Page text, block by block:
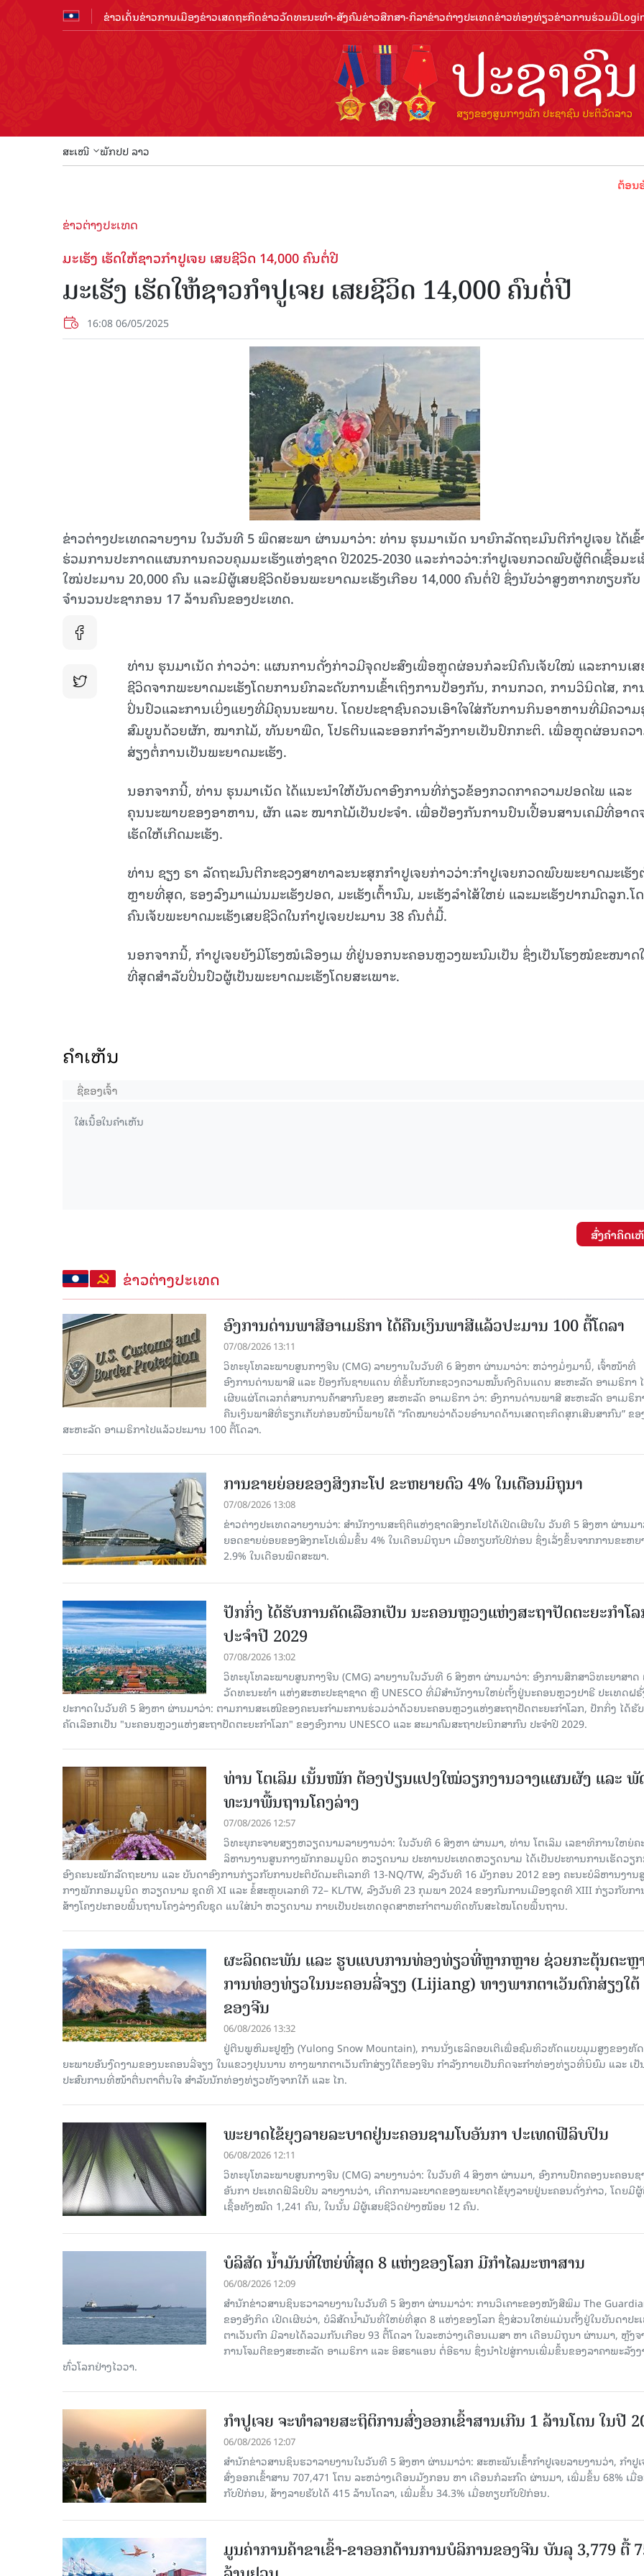
ຂ່າວເດັ່ນຂ່າວການເມືອງຂ່າວເສດຖະກິດຂ່າວວັດທະນະທຳ-ສັງຄົມຂ່າວສືກສາ-ກິລາຂ່າວຕ່າງປະເທດຂ່າວທ່ອງທ່ຽວຂ່າວການຮ່ວມມື
ສະເໜີ ພັກປປ ລາວ
ຕ້ອນຮັບປີທ່
ຂ່າວຕ່າງປະເທດ
ມະເຮັງ ເຮັດໃຫ້ຊາວກຳປູເຈຍ ເສຍຊີວິດ 14,000 ຄົນຕໍ່ປີ
ມະເຮັງ ເຮັດໃຫ້ຊາວກຳປູເຈຍ ເສຍຊີວິດ 14,000 ຄົນຕໍ່ປີ
16:08 06/05/2025
ຂ່າວຕ່າງປະເທດລາຍງານ ໃນວັນ​ທີ 5 ພຶດສະພາ ຜ່ານມາວ່າ: ທ່ານ ຮຸນມາເນັດ ນາຍົກລັດຖະມົນຕີກຳປູ​ເຈຍ ​ໄດ້​ເຂົ້
ຮ່ວມ​ການ​ປະກາດ​ແຜນການ​ຄວບ​ຄຸມ​ມະ​ເຮັງ​ແຫ່ງ​ຊາດ ປີ2025-2030 ​ແລະ​ກ່າວ​ວ່າ:ກຳປູ​ເຈຍກວດພົບ​ຜູ້​ຕິດ​ເຊື້ອ​ມະ​ເ
ໃໝ່​ປະມານ 20,000 ຄົນ ​ແລະ​ມີ​ຜູ້​ເສຍ​ຊີວິດ​ຍ້ອນ​ພະຍາດ​ມະ​ເຮັງ​ເກືອບ 14,000 ຄົນ​ຕໍ່​ປີ ຊຶ່ງນັບວ່າສູງຫາກທຽບກັບ
ຈຳນວນ​​ປະຊາກອນ 17 ລ້ານ​ຄົນ​ຂອງ​ປະ​ເທດ.
ທ່ານ ຮຸນມາເນັດ ກ່າວວ່າ: ແຜນການດັ່ງກ່າວມີຈຸດປະສົງເພື່ອຫຼຸດຜ່ອນກໍລະນີຄົນເຈັບໃໝ່ ແລະການເສ
ຊີວິດຈາກພະຍາດມະເຮັງໂດຍການຍົກລະດັບການເຂົ້າເຖິງການປ້ອງກັນ, ການກວດ, ການວິນິດໄສ, ກາ
ປິ່ນປົວແລະການເບິ່ງແຍງທີ່ມີຄຸນນະພາບ. ໂດຍປະຊາຊົນຄວນເອົາໃຈໃສ່ກັບການກິນອາຫານທີ່ມີຄວາ
ສົມບູນດ້ວຍຜັກ, ໝາກໄມ້, ທັນຍາພືດ, ໂປຣຕີນແລະອອກກໍາລັງກາຍເປັນປົກກະຕິ. ເພື່ອຫຼຸດຜ່ອນຄວ
ສ່ຽງຕໍ່ການເປັນພະຍາດມະເຮັງ.
ນອກຈາກນີ້, ທ່ານ ຮຸນມາເນັດ ໄດ້ແນະນຳໃຫ້ບັນດາອົງການທີ່ກ່ຽວຂ້ອງກວດກາຄວາມປອດໄພ ແລະ
ຄຸນນະພາບຂອງອາຫານ, ຜັກ ແລະ ໝາກໄມ້ເປັນປະຈຳ. ເພື່ອປ້ອງກັນການປົນເປື້ອນສານເຄມີທີ່ອາດ
ເຮັດໃຫ້ເກີດມະເຮັງ.
ທ່ານ ຊຽງ ຣາ ລັດຖະມົນຕີກະຊວງສາທາລະນະສຸກກຳປູເຈຍກ່າວວ່າ:ກຳປູເຈຍກວດພົບພະຍາດມະເຮັ
ຫຼາຍທີ່ສຸດ, ຮອງລົງມາແມ່ນມະເຮັງປອດ, ມະເຮັງເຕົ້ານົມ, ມະເຮັງລຳໄສ້ໃຫຍ່ ແລະມະເຮັງປາກມົດລູກ.ໂ
ຄົນເຈັບພະຍາດມະເຮັງເສຍຊີວິດໃນກຳປູເຈຍປະມານ 38 ຄົນຕໍ່ມື້.
ນອກຈາກນີ້, ກຳປູເຈຍຍັງມີໂຮງໝໍເລືອງເມ ທີ່ຢູ່ນອກນະຄອນຫຼວງພະນົມເປັນ ຊຶ່ງເປັນໂຮງໝໍຂະໜາດ
ທີ່ສຸດສຳລັບປິ່ນປົວຜູ້ເປັນພະຍາດມະເຮັງໂດຍສະເພາະ.
ຄໍາເຫັນ
ສົ່ງຄໍາຄິດເ
ຂ່າວຕ່າງປະເທດ
ອົງການດ່ານພາສີອາເມຣິກາ ໄດ້ຄືນເງິນພາສີແລ້ວປະມານ 100 ຕື້ໂດລາ
07/08/2026 13:11
ວິທະຍຸໂທລະພາບສູນກາງຈີນ (CMG) ລາຍງານໃນວັນທີ 6 ສິງຫາ ຜ່ານມາວ່າ: ຫວ່າງມໍ່ໆມານີ້, ເຈົ້າໜ້າທີ່
ອົງການດ່ານພາສີ ແລະ ປ້ອງກັນຊາຍແດນ ທີ່ຂຶ້ນກັບກະຊວງຄວາມໝັ້ນຄົງດິນແດນ ສະຫະລັດ ອາເມຣິກາ
ເຜີຍແຜ່ໂຕເລກຕໍ່ສານການຄ້າສາກົນຂອງ ສະຫະລັດ ອາເມຣິກາ ວ່າ: ອົງການດ່ານພາສີ ສະຫະລັດ ອາເມຣິກ
ຄືນເງິນພາສີທີ່ຮຽກເກັບກ່ອນໜ້ານີ້ພາຍໃຕ້ “ກົດໝາຍວ່າດ້ວຍອຳນາດດ້ານເສດຖະກິດສຸກເສີນສາກົນ” ຂອ
ສະຫະລັດ ອາເມຣິກາໄປແລ້ວປະມານ 100 ຕື້ໂດລາ.
ການຂາຍຍ່ອຍຂອງສິງກະໂປ ຂະຫຍາຍຕົວ 4% ໃນເດືອນມິຖຸນາ
07/08/2026 13:08
ຂ່າວຕ່າງປະເທດລາຍງານວ່າ: ສຳນັກງານສະຖິຕິແຫ່ງຊາດສິງກະໂປໄດ້ເປີດເຜີຍໃນ ວັນທີ 5 ສິງຫາ ຜ່ານມາ
ຍອດຂາຍຍ່ອຍຂອງສິງກະໂປເພີ່ມຂຶ້ນ 4% ໃນເດືອນມິຖຸນາ ເມື່ອທຽບກັບປີກ່ອນ ຊຶ່ງເລັ່ງຂຶ້ນຈາກການຂະຫຍ
2.9% ໃນເດືອນພຶດສະພາ.
ປັກກິ່ງ ໄດ້ຮັບການຄັດເລືອກເປັນ ນະຄອນຫຼວງແຫ່ງສະຖາປັດຕະຍະກຳໂ
ປະຈຳປີ 2029
07/08/2026 13:02
ວິທະຍຸໂທລະພາບສູນກາງຈີນ (CMG) ລາຍງານໃນວັນທີ 6 ສິງຫາ ຜ່ານມາວ່າ: ອົງການສຶກສາວິທະຍາສາດ
ວັດທະນະທຳ ແຫ່ງສະຫະປະຊາຊາດ ຫຼື UNESCO ທີ່ມີສຳນັກງານໃຫຍ່ຕັ້ງຢູ່ນະຄອນ​ຫຼວງປາຣີ ປະເທດຝຣັ່
ປະກາດໃນວັນທີ 5 ສິງຫາ ຜ່ານມາວ່າ: ຕາມການສະເໜີຂອງຄະນະກຳມະການຮ່ວມວ່າດ້ວຍນະຄອນຫຼວງແຫ່ງສະຖາປັດຕະຍະກຳໂລກ, ປັກກິ່ງ ໄດ້ຮັ
ຄັດ​ເລືອກເປັນ "ນະຄອນຫຼວງແຫ່ງສະຖາປັດຕະຍະກຳໂລກ" ຂອງອົງການ UNESCO ແລະ ສະມາ​ຄົມສະຖາປະນິກສາກົນ ປະຈຳປີ 2029.
ທ່ານ ໂຕ​ເລິມ ເນັ້ນໜັກ ຕ້ອງ​ປ່ຽນ​ແປງ​ໃໝ່​ວຽກ​ງານ​ວາງ​ແຜນ​ຜັງ ແລະ ​ພັ
ທະ​ນາ​ພື້ນ​ຖານ​ໂຄງ​ລ່າງ
07/08/2026 12:57
ວິທະຍຸກະຈາຍສຽງຫວຽດນາມລາຍງານວ່າ: ໃນ​ວັນ​ທີ 6 ສິງ​ຫາ ຜ່ານມາ, ທ່ານ ໂຕ​ເລິມ ເລ​ຂາ​ທິ​ການ​ໃຫຍ່​ຄ
ລິ​ຫານ​ງານ​ສູນ​ກາງ​ພັກ​ກອມ​ມູ​ນິດ ຫວຽດ​ນາມ ປະ​ທານ​ປະ​ເທດຫວຽດ​ນາມ ໄດ້​ເປັນ​ປະ​ທານ​ການ​ເຮັດ​ວຽ
ອົງ​ຄະ​ນະ​ພັກ​ລັດ​ຖະ​ບານ ແລະ ບັນ​ດາ​ອົງ​ການ​ກ່ຽວ​ກັບ​ການ​ປະ​ຕິ​ບັດ​ມະ​ຕິ​ເລກ​ທີ 13-NQ/TW, ລົງວັນ​ທີ 16 ມັງ​ກອນ 2012 ຂອງ ຄະ​ນະ​ບໍ​ລິ​ຫານ​ງານ​
ກາງ​ພັກ​ກອມ​ມູ​ນິດ ຫວຽດ​ນາມ ຊຸດ​ທີ XI ແລະ ຂໍ້​ສະ​ຫຼຸບ​ເລກ​ທີ 72– KL/TW, ​ລົງວັນ​ທີ 23 ກຸມ​ພາ 2024 ຂອງ​ກົມ​ການ​ເມື​ອງ​ຊຸດ​ທີ XIII ກ່ຽວ​ກັບ​ກ
ສ້າງ​ໂຄງ​ປະ​ກອບ​ພື້ນ​ຖານ​ໂຄງ​ລ່າງຄົບ​ຊຸດ ແນ​ໃສ່​ນຳ ຫວຽດ​ນາມ ກາຍ​ເປັນ​ປະ​ເທດ​ອຸດ​ສາ​ຫະ​ກຳ​ຕາມ​ທິດ​ທັນ​ສະ​ໄໝ​ໂດຍ​ພື້ນ​ຖານ.
ຜະລິດຕະພັນ ແລະ ຮູບແບບການທ່ອງທ່ຽວທີ່ຫຼາກຫຼາຍ ຊ່ວຍກະຕຸ້ນຕະຫຼ
ການທ່ອງທ່ຽວໃນນະຄອນລີ່ຈຽງ (Lijiang) ທາງພາກຕາເວັນຕົກສ່ຽງໃຕ້
ຂອງຈີນ
06/08/2026 13:32
ຢູ່ຕີນພູຫິມະຢູຫຼົງ (Yulong Snow Mountain), ການນັ່ງເຮລິຄອບເຕີເພື່ອຊົມທິວທັດແບບມຸມສູງຂອງທັ
ຍະພາບອັນງົດງາມຂອງນະຄອນລີ່ຈຽງ ໃນແຂວງຢຸນນານ ທາງພາກຕາເວັນຕົກສ່ຽງໃຕ້ຂອງຈີນ ກຳລັງກາຍເປັນກິດຈະກຳທ່ອງທ່ຽວທີ່ນິຍົມ ແລະ ເປັ
ປະສົບການທີ່ໜ້າຕື່ນຕາຕື່ນໃຈ ສຳລັບນັກທ່ອງທ່ຽວທັງຈາກໃກ້ ແລະ ໄກ.
ພະຍາດໄຂ້ຍຸງລາຍລະບາດຢູ່ນະຄອນຊາມໂບ​ອັນກາ ປະເທດຟີລິບປິນ
06/08/2026 12:11
ວິທະຍຸໂທລະພາບສູນກາງຈີນ (CMG) ລາຍງານວ່າ: ໃນວັນທີ 4 ສິງ​ຫາ ຜ່ານມາ, ອົງການ​ປົກ​ຄອງນະຄອນຊ
ອັນກາ ປະເທດຟີລິບປິນ ລາຍ​ງານວ່າ, ເກີດ​ການລະບາດ​ຂອງພະຍາດໄຂ້ຍຸງລາຍຢູ່ນະຄອນດັ່ງກ່າວ, ໂດຍມີ
ເຊື້ອ​ທັງ​ໝົດ 1,241 ຄົນ, ໃນນັ້ນ ມີຜູ້ເສຍຊີວິດຢ່າງໜ້ອຍ 12 ຄົນ.
ບໍລິສັດ ນ້ຳມັນທີ່ໃຫຍ່ທີ່ສຸດ 8 ແຫ່ງຂອງໂລກ ມີກຳໄລມະຫາສານ
06/08/2026 12:09
ສຳນັກຂ່າວສານຊິນຮວາລາຍງານໃນວັນທີ 5 ສິງຫາ ຜ່ານມາວ່າ: ການວິເຄາະຂອງໜັງສືພິມ The
ຂອງອັງກິດ ເປີດເຜີຍວ່າ, ບໍລິສັດນ້ຳມັນທີ່ໃຫຍ່ທີ່ສຸດ 8 ແຫ່ງຂອງໂລກ ຊຶ່ງສ່ວນໃຫຍ່ແມ່ນຕັ້ງຢູ່ໃນບັນດາປະ
ຕາເວັນຕົກ ມີລາຍໄດ້ລວມກັນເກືອບ 93 ຕື້ໂດລາ ໃນລະຫວ່າງເດືອນເມສາ ຫາ ເດືອນມິຖຸນາ ຜ່ານມາ, ຫຼັງຈ
ການໂຈມຕີຂອງສະຫະລັດ ອາເມຣິກາ ແລະ ອິສຣາແອນ ຕໍ່ອີຣານ ຊຶ່ງນຳໄປສູ່ການເພີ່ມຂຶ້ນຂອງລາຄາພະລັງງ
ທົ່ວໂລກຢ່າງໄວວາ.
ກຳປູເຈຍ ຈະທຳລາຍສະຖິຕິການສົ່ງອອກເຂົ້າສານເກີນ 1 ລ້ານໂຕນ ໃນປີ
06/08/2026 12:07
ສຳນັກຂ່າວສານຊິນຮວາລາຍງານໃນວັນທີ 5 ສິງຫາ ຜ່ານມາວ່າ: ສະຫະພັນເຂົ້າກຳປູເຈຍລາຍງານວ່າ, ກໍາປູເ
ສົ່ງອອກເຂົ້າສານ 707,471 ໂຕນ ລະຫວ່າງເດືອນມັງກອນ ຫາ ເດືອນກໍລະກົດ ຜ່ານມາ, ເພີ່ມຂຶ້ນ 68% ເມື່
ກັບປີກ່ອນ, ສ້າງລາຍຮັບໄດ້ 415 ລ້ານໂດລາ, ເພີ່ມຂຶ້ນ 34.3% ເມື່ອທຽບກັບປີກ່ອນ.
ມູນຄ່າການຄ້າຂາເຂົ້າ-ຂາອອກດ້ານການບໍລິການຂອງຈີນ ບັນລຸ 3,779 ຕື້